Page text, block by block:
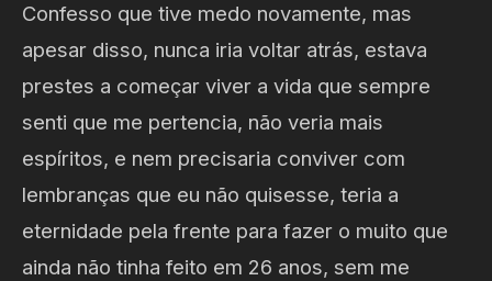
Confesso que tive medo novamente, mas
apesar disso, nunca iria voltar atrás, estava
prestes a começar viver a vida que sempre
senti que me pertencia, não veria mais
espíritos, e nem precisaria conviver com
lembranças que eu não quisesse, teria a
eternidade pela frente para fazer o muito que
ainda não tinha feito em 26 anos, sem me